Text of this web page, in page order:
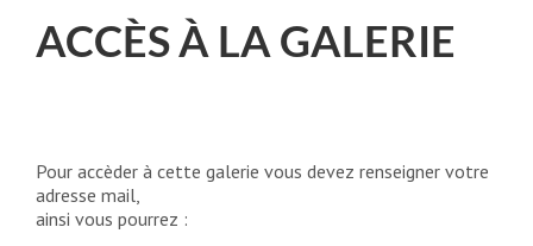
ACCÈS À LA GALERIE
Pour accèder à cette galerie vous devez renseigner votre
adresse mail,
ainsi vous pourrez :